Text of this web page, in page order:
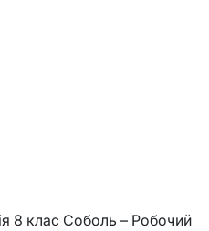
8 клас Соболь – Робочий